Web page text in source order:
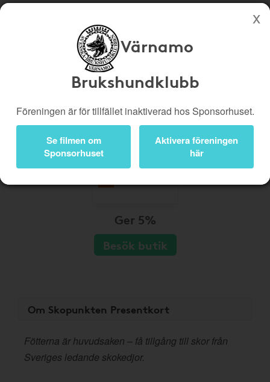
Köp genom denna sida stöttar Värnamo Brukshundklubb
Bli medlem
Logga in
Värnamo
Brukshundklubb
Föreningen är för tillfället inaktiverad hos Sponsorhuset.
Se filmen om
Sponsorhuset
Aktivera föreningen
här
Ger 5%
Besök butik
Om Skopunkten Presentkort
Fötterna är huvudsaken – få tillgång till skor från
Sveriges ledande skokedjor.